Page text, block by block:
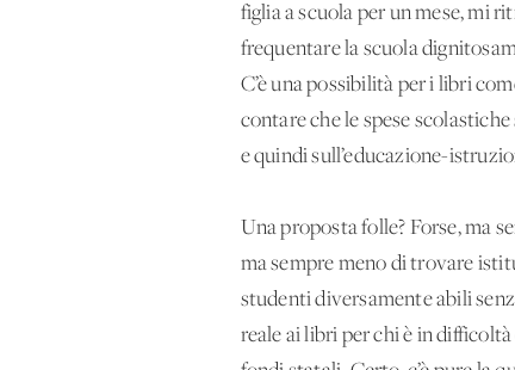
figlia a scuola per un mese, mi
frequentare la scuola
C’è una possibilità per i libri
contare che le spese
e quindi sull’educazione-
Una proposta folle? Forse, ma
ma sempre meno di trovare
studenti diversamente abili
reale ai libri per chi è in